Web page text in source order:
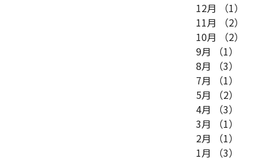
12月
（1）
11月
（2）
10月
（2）
9月
（1）
8月
（3）
7月
（1）
5月
（2）
4月
（3）
3月
（1）
2月
（1）
1月
（3）